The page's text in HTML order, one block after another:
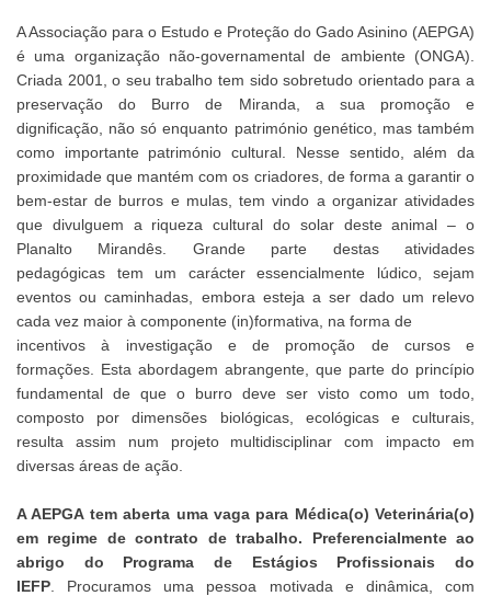
A Associação para o Estudo e Proteção do Gado Asinino (AEPGA)
é uma organização não-governamental de ambiente (ONGA).
Criada 2001, o seu trabalho tem sido sobretudo orientado para a
preservação do Burro de Miranda, a sua promoção e
dignificação, não só enquanto património genético, mas também
como importante património cultural. Nesse sentido, além da
proximidade que mantém com os criadores, de forma a garantir o
bem-estar de burros e mulas, tem vindo a organizar atividades
que divulguem a riqueza cultural do solar deste animal – o
Planalto Mirandês. Grande parte destas atividades
pedagógicas tem um carácter essencialmente lúdico, sejam
eventos ou caminhadas, embora esteja a ser dado um relevo
cada vez maior à componente (in)formativa, na forma de
incentivos à investigação e de promoção de cursos e
formações. Esta abordagem abrangente, que parte do princípio
fundamental de que o burro deve ser visto como um todo,
composto por dimensões biológicas, ecológicas e culturais,
resulta assim num projeto multidisciplinar com impacto em
diversas áreas de ação.
A AEPGA tem aberta uma vaga para Médica(o) Veterinária(o)
em regime de contrato de trabalho. Preferencialmente ao
abrigo do Programa de Estágios Profissionais do
IEFP . Procuramos uma pessoa motivada e dinâmica, com